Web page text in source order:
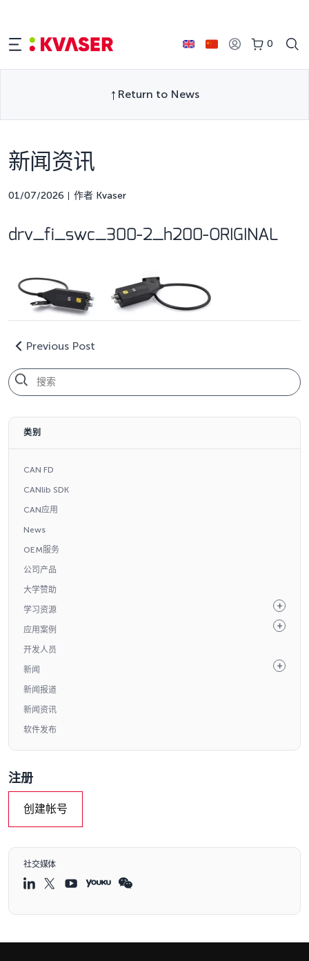
0
Return to News
新闻资讯
01/07/2026 作者 Kvaser
drv_fi_swc_300-2_h200-ORIGINAL
Previous Post
类别
CAN FD
CANlib SDK
CAN应用
News
OEM服务
公司产品
大学赞助
学习资源
应用案例
开发人员
新闻
新闻报道
新闻资讯
软件发布
注册
创建帐号
社交媒体